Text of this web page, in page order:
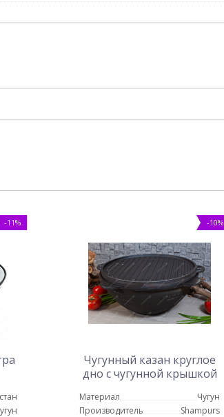
-11% -10%
Чугунный казан круглое
дно с чугунной крышкой
Материал
Чугун
Производитель
Shampurs